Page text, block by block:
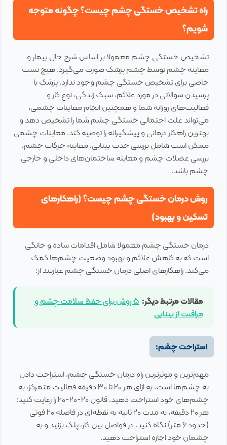
راه تشخیص خستگی چشم چیست؟ چگونه متوجه
شویم؟
تشخیص خستگی چشم معمولا بر اساس شرح حال بیمار و
معاینه چشم توسط چشم پزشک صورت می‌گیرد. هیچ تست
خاصی برای تشخیص خستگی چشم وجود ندارد. پزشک با
پرسیدن سوالاتی در مورد علائم، سبک زندگی، نوع کار و
فعالیت‌های روزانه شما و همچنین انجام معاینات چشمی،
می‌تواند علت احتمالی خستگی چشم شما را تشخیص دهد و
بهترین راهکار درمانی و پیشگیرانه را توصیه کند. معاینات چشمی
ممکن است شامل بررسی حدت بینایی، معاینه حرکات چشم،
بررسی عضلات چشم و معاینه ساختمان‌های داخلی و خارجی
چشم باشد.
روش درمان خستگی چشم چیست؟ (راهکارهای
تسکین و بهبود)
درمان خستگی چشم معمولا شامل اقدامات ساده و خانگی
است که به کاهش علائم و بهبود وضعیت چشم‌ها کمک
می‌کند. راهکارهای اصلی درمان خستگی چشم عبارتند از:
مقالات مرتبط دیگر:
5 روش برای حفظ سلامت چشم و
مراقبت از بینایی
استراحت چشم:
مهم‌ترین و موثرترین راه درمان خستگی چشم، استراحت دادن
به چشم‌ها است. به ازای هر 20 تا 30 دقیقه فعالیت متمرکز، به
چشم‌های خود استراحت دهید. قانون 20-20-20 را رعایت کنید:
هر 20 دقیقه، به مدت 20 ثانیه به نقطه‌ای در فاصله 20 فوتی
(حدود 6 متر) نگاه کنید. در فواصل بین کار، پلک بزنید و به
چشمان خود اجازه استراحت دهید.